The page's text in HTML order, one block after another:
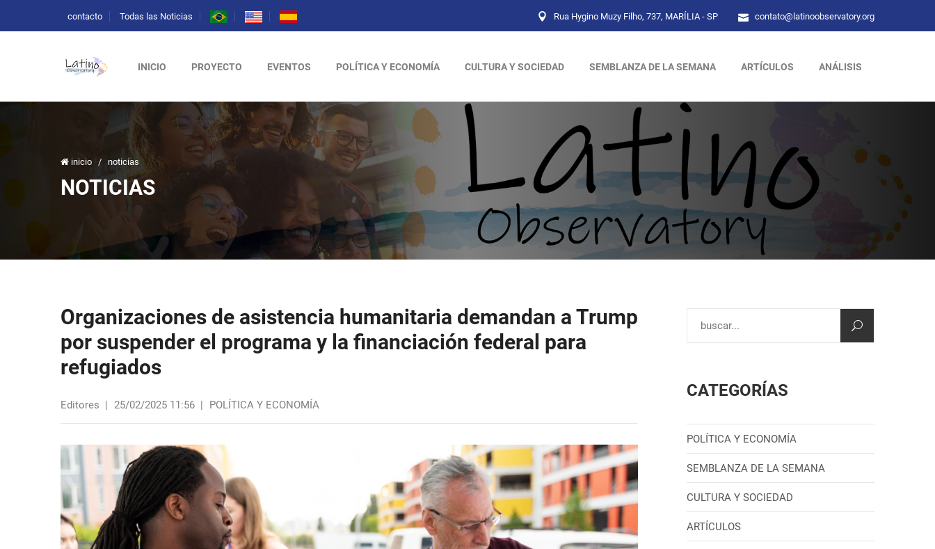
contacto Todas las Noticias Rua Hygino Muzy Filho, 737, MARÍLIA - SP contato@latinoobservatory.org
INICIO PROYECTO EVENTOS POLÍTICA Y ECONOMÍA CULTURA Y SOCIEDAD SEMBLANZA DE LA SEMANA ARTÍCULOS ANÁLISIS
inicio / noticias
NOTICIAS
Organizaciones de asistencia humanitaria demandan a Trump
por suspender el programa y la financiación federal para
refugiados
Editores | 25/02/2025 11:56 | POLÍTICA Y ECONOMÍA
CATEGORÍAS
POLÍTICA Y ECONOMÍA
SEMBLANZA DE LA SEMANA
CULTURA Y SOCIEDAD
ARTÍCULOS